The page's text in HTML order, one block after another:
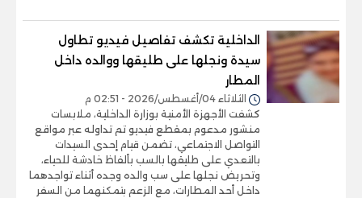
الداخلية تكشف تفاصيل فيديو تطاول
سيدة ونجلها على طليقها ووالده داخل
المطار
الثلاثاء 04/أغسطس/2026 - 02:51 م
كشفت الأجهزة الأمنية بوزارة الداخلية، ملابسات
منشور مدعوم بمقطع فيديو تم تداوله عبر مواقع
التواصل الاجتماعي، تضمن قيام إحدى السيدات
بالتعدي على طليقها بالسب بألفاظ خادشة للحياء،
وتحريض نجلها على سب والده وجده أثناء تواجدهما
داخل أحد المطارات، مع الزعم بتمكنهما من السفر